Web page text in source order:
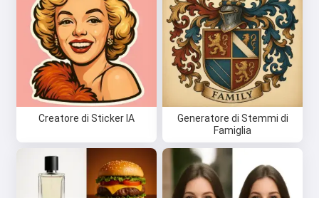
Creatore di Sticker IA
Generatore di Stemmi di
Famiglia